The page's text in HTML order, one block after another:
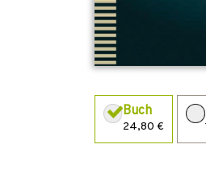
Buch
24,80 €